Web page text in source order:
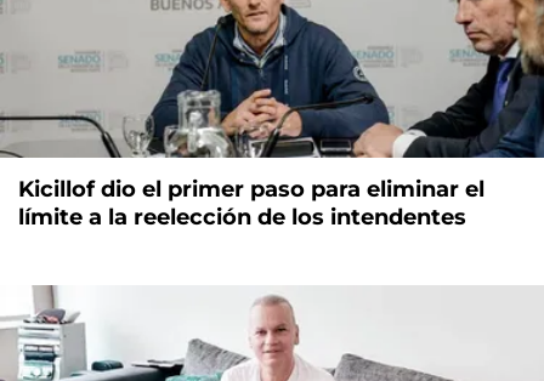
Kicillof dio el primer paso para eliminar el
límite a la reelección de los intendentes